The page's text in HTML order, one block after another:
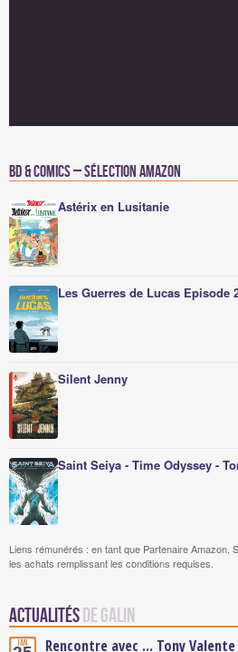
BD & Comics – Sélection Amazon
Astérix en Lusitanie
Les Guerres de Lucas Episode
Silent Jenny
Saint Seiya - Time Odyssey -
Liens rémunérés : en tant que Partenaire Amazon,
les achats remplissant les conditions requises.
Actualités de Galin
Jan. Rencontre avec ... Tony Valente